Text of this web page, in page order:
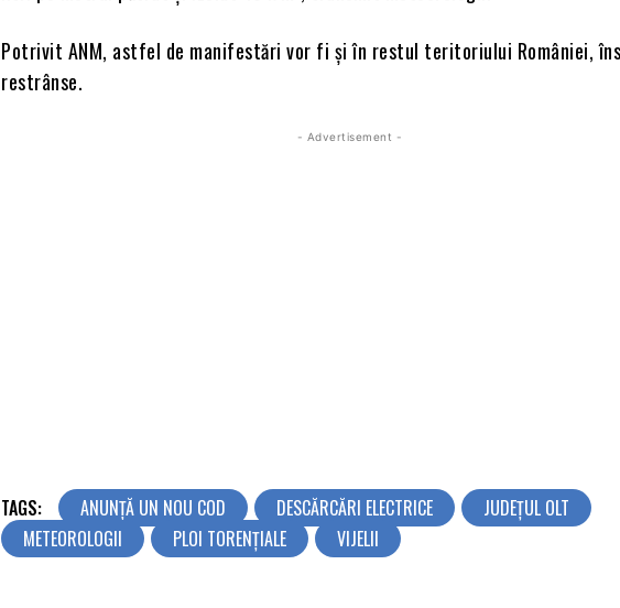
Potrivit ANM, astfel de manifestări vor fi și în restul teritoriului României,
restrânse.
- Advertisement -
TAGS: ANUNȚĂ UN NOU COD DESCĂRCĂRI ELECTRICE
JUDEŢUL OLT
METEOROLOGII
PLOI TORENȚIALE VIJELII